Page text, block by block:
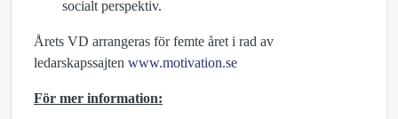
socialt perspektiv.
Årets VD arrangeras för femte året i rad av
ledarskapssajten www.motivation.se
För mer information: